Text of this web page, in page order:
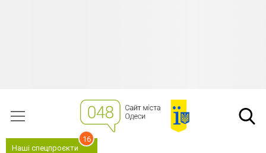
Наші спецпроєкти
16